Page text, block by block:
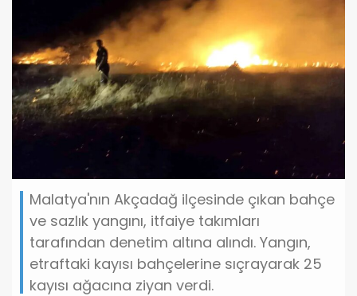
Malatya'nın Akçadağ ilçesinde çıkan bahçe
ve sazlık yangını, itfaiye takımları
tarafından denetim altına alındı. Yangın,
etraftaki kayısı bahçelerine sıçrayarak 25
kayısı ağacına ziyan verdi.